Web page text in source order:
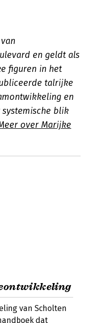
en geldt als
figuren in het
talrijke
en
blik
over Marijke
van Scholten
dat